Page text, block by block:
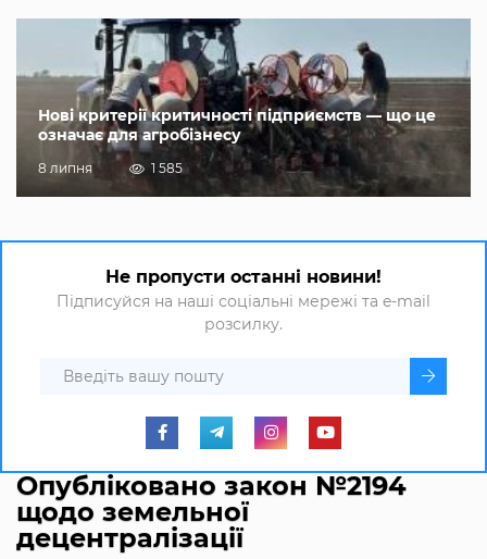
Нові критерії критичності підприємств — що це
означає для агробізнесу
8 липня 1 585
Не пропусти останні новини!
Підписуйся на наші соціальні мережі та e-mail
розсилку.
Опубліковано закон №2194
щодо земельної
децентралізації